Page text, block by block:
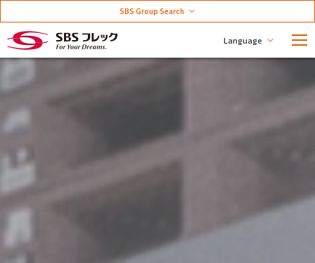
Language
SBS Group Search